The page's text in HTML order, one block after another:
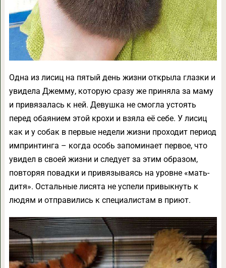
Одна из лисиц на пятый день жизни открыла глазки и
увидела Джемму, которую сразу же приняла за маму
и привязалась к ней. Девушка не смогла устоять
перед обаянием этой крохи и взяла её себе. У лисиц
как и у собак в первые недели жизни проходит период
импринтинга – когда особь запоминает первое, что
увидел в своей жизни и следует за этим образом,
повторяя повадки и привязываясь на уровне «мать-
дитя». Остальные лисята не успели привыкнуть к
людям и отправились к специалистам в приют.